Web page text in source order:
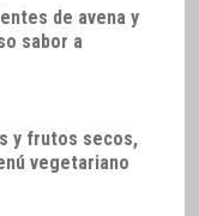
de avena y
sabor a
y frutos secos,
vegetariano